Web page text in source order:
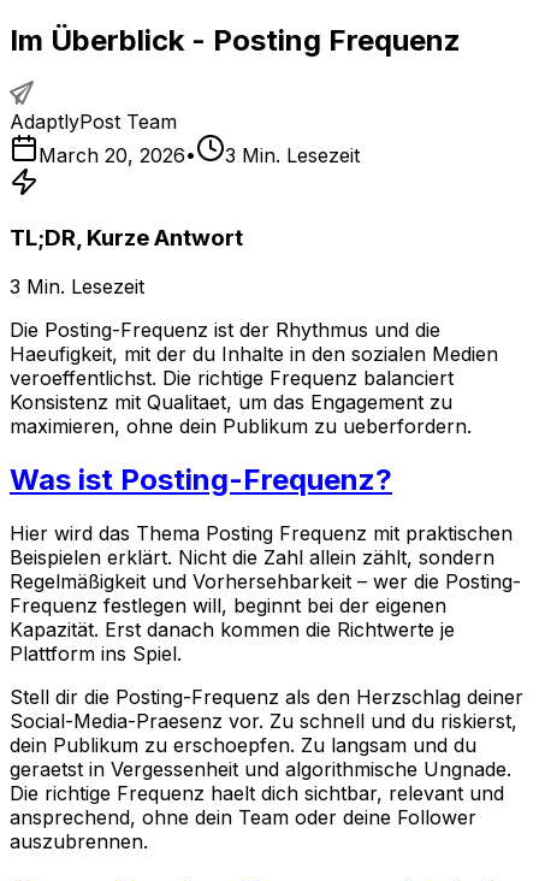
Im Überblick - Posting Frequenz
AdaptlyPost Team
March 20, 2026• 3 Min. Lesezeit
TL;DR, Kurze Antwort
3 Min. Lesezeit
Die Posting-Frequenz ist der Rhythmus und die
Haeufigkeit, mit der du Inhalte in den sozialen Medien
veroeffentlichst. Die richtige Frequenz balanciert
Konsistenz mit Qualitaet, um das Engagement zu
maximieren, ohne dein Publikum zu ueberfordern.
Was ist Posting-Frequenz?
Hier wird das Thema Posting Frequenz mit praktischen
Beispielen erklärt. Nicht die Zahl allein zählt, sondern
Regelmäßigkeit und Vorhersehbarkeit – wer die Posting-
Frequenz festlegen will, beginnt bei der eigenen
Kapazität. Erst danach kommen die Richtwerte je
Plattform ins Spiel.
Stell dir die Posting-Frequenz als den Herzschlag deiner
Social-Media-Praesenz vor. Zu schnell und du riskierst,
dein Publikum zu erschoepfen. Zu langsam und du
geraetst in Vergessenheit und algorithmische Ungnade.
Die richtige Frequenz haelt dich sichtbar, relevant und
ansprechend, ohne dein Team oder deine Follower
auszubrennen.